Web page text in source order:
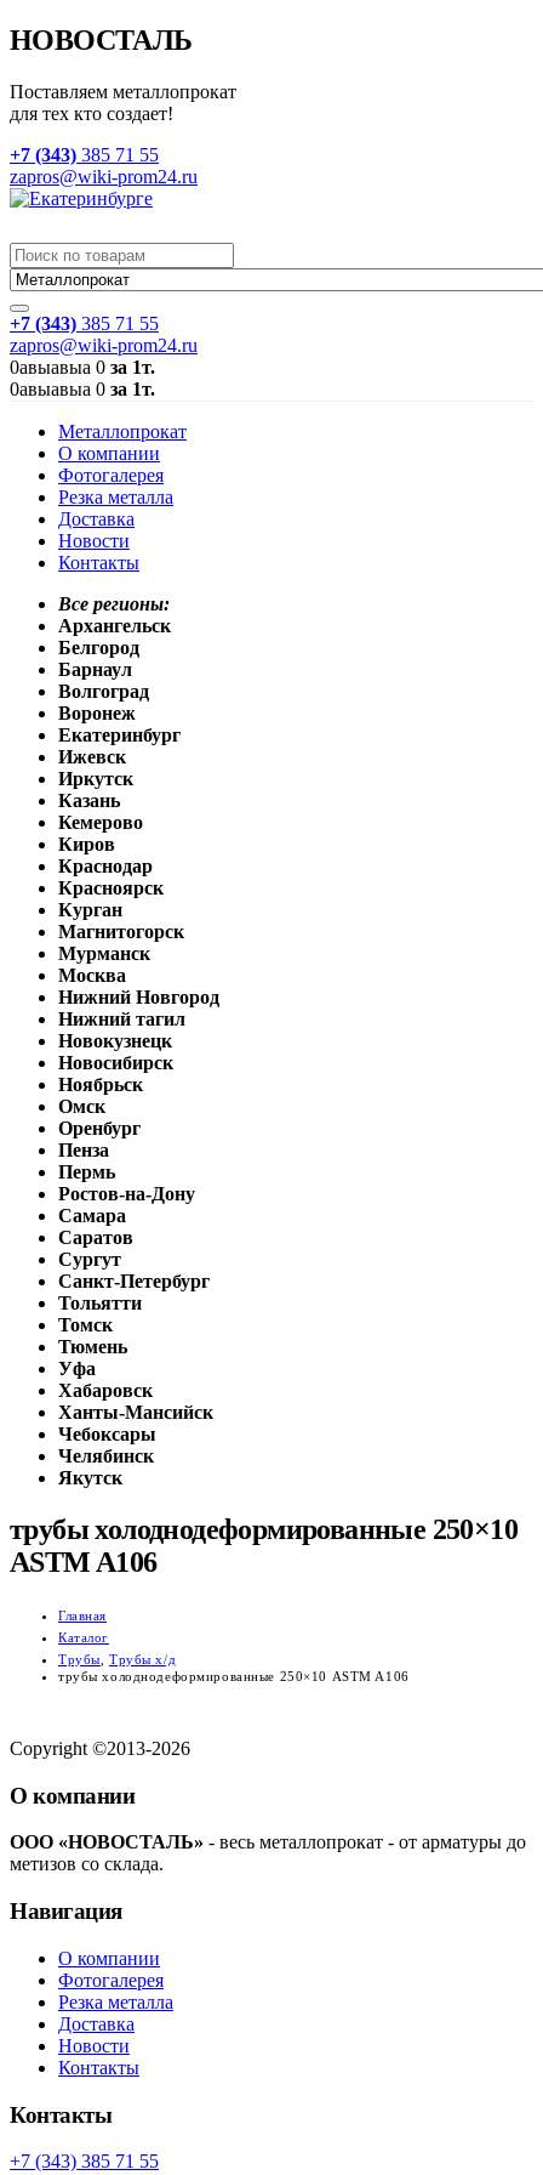
НОВОСТАЛЬ
Поставляем металлопрокат
для тех кто создает!
+7 (343) 385 71 55
zapros@wiki-prom24.ru
+7 (343) 385 71 55
zapros@wiki-prom24.ru
0авыавыа 0 за 1т.
0авыавыа 0 за 1т.
Металлопрокат
О компании
Фотогалерея
Резка металла
Доставка
Новости
Контакты
Все регионы:
Архангельск
Белгород
Барнаул
Волгоград
Воронеж
Екатеринбург
Ижевск
Иркутск
Казань
Кемерово
Киров
Краснодар
Красноярск
Курган
Магнитогорск
Мурманск
Москва
Нижний Новгород
Нижний тагил
Новокузнецк
Новосибирск
Ноябрьск
Омск
Оренбург
Пенза
Пермь
Ростов-на-Дону
Самара
Саратов
Сургут
Санкт-Петербург
Тольятти
Томск
Тюмень
Уфа
Хабаровск
Ханты-Мансийск
Чебоксары
Челябинск
Якутск
трубы холоднодеформированные 250×10
ASTM A106
Главная
Каталог
Трубы ,Трубы х/д
трубы холоднодеформированные 250×10 ASTM A106
Copyright ©2013-2026
О компании
ООО «НОВОСТАЛЬ» - весь металлопрокат - от арматуры до
метизов со склада.
Навигация
О компании
Фотогалерея
Резка металла
Доставка
Новости
Контакты
Контакты
+7 (343) 385 71 55